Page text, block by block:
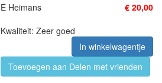
E Heimans
€ 20,00
Kwaliteit: Zeer goed
In winkelwagentje
Toevoegen aan Delen met vrienden